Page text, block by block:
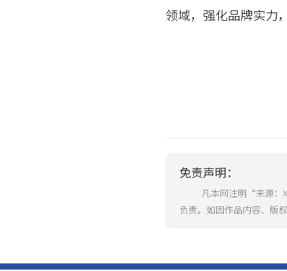
领域，强化品牌实力
免责声明：
凡本网注明“来源：
负责。如因作品内容、版